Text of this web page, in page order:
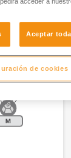
acceder a
Aceptar
de cookies